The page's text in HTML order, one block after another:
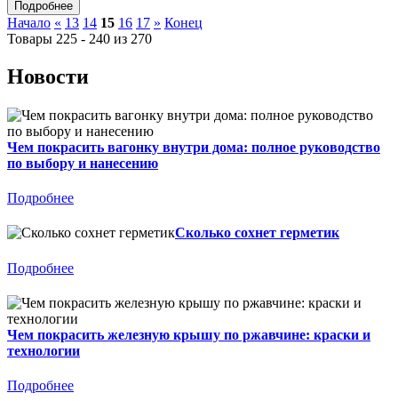
Начало « 13 14 15 16 17 » Конец
Товары 225 - 240 из 270
Новости
Чем покрасить вагонку внутри дома: полное руководство
по выбору и нанесению
Подробнее
Сколько сохнет герметик
Подробнее
Чем покрасить железную крышу по ржавчине: краски и
технологии
Подробнее